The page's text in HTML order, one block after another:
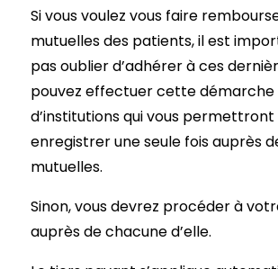
Si vous voulez vous faire
mutuelles des patients, il est
pas oublier d’adhérer à ces
pouvez effectuer cette démarche
d’institutions qui vous permettront
enregistrer une seule fois auprès
mutuelles.
Sinon, vous devrez procéder à
auprès de chacune d’elle.